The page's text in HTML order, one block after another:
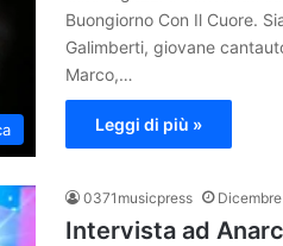
Buongiorno Con Il Cuore.
Galimberti, giovane
Marco,…
Leggi di più »
0371musicpress
Intervista ad